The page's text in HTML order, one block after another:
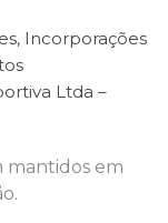
Incorporações
Ltda –
mantidos em